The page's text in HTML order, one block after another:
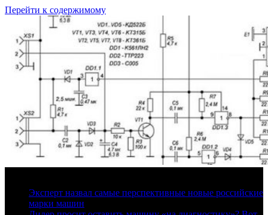
Перейти к содержимому
Эксперт назвал самые перспективные новые российские
марки машин